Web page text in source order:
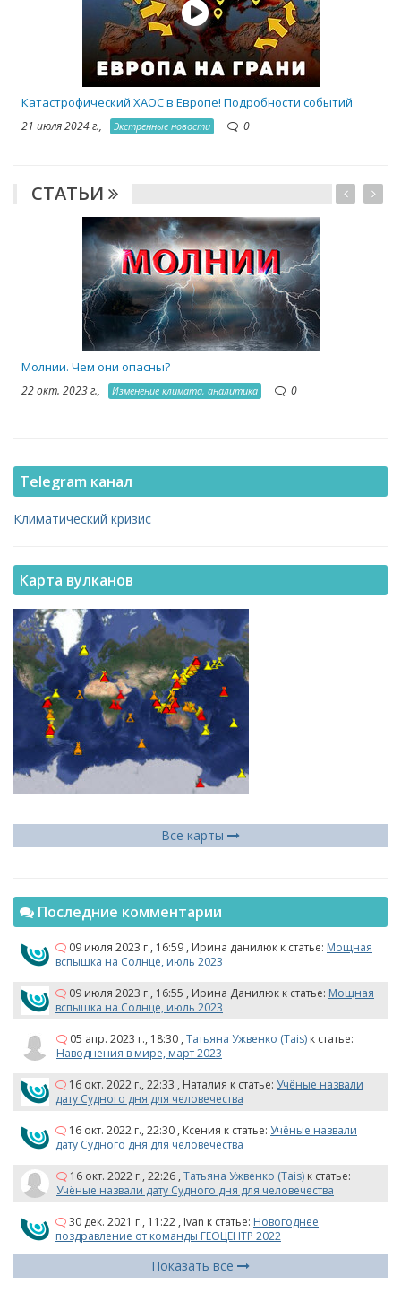
Катастрофический ХАОС в Европе! Подробности событий
21 июля 2024 г., Экстренные новости 0
СТАТЬИ
Молнии. Чем они опасны?
22 окт. 2023 г., Изменение климата, аналитика 0
Telegram канал
Климатический кризис
Карта вулканов
Все карты
Последние комментарии
09 июля 2023 г., 16:59 , Ирина данилюк к статье: Мощная
вспышка на Солнце, июль 2023
09 июля 2023 г., 16:55 , Ирина Данилюк к статье: Мощная
вспышка на Солнце, июль 2023
05 апр. 2023 г., 18:30 , Татьяна Ужвенко (Tais) к статье:
Наводнения в мире, март 2023
16 окт. 2022 г., 22:33 , Наталия к статье: Учёные назвали
дату Судного дня для человечества
16 окт. 2022 г., 22:30 , Ксения к статье: Учёные назвали
дату Судного дня для человечества
16 окт. 2022 г., 22:26 , Татьяна Ужвенко (Tais) к статье:
Учёные назвали дату Судного дня для человечества
30 дек. 2021 г., 11:22 , Ivan к статье: Новогоднее
поздравление от команды ГЕОЦЕНТР 2022
Показать все